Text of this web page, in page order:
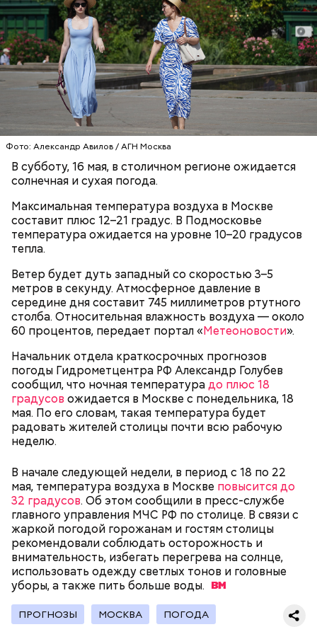
Фото: Александр Авилов / АГН Москва
В субботу, 16 мая, в столичном регионе ожидается
солнечная и сухая погода.
Максимальная температура воздуха в Москве
составит плюс 12–21 градус. В Подмосковье
температура ожидается на уровне 10–20 градусов
тепла.
Ветер будет дуть западный со скоростью 3–5
метров в секунду. Атмосферное давление в
середине дня составит 745 миллиметров ртутного
столба. Относительная влажность воздуха — около
60 процентов, передает портал «Метеоновости».
Начальник отдела краткосрочных прогнозов
погоды Гидрометцентра РФ Александр Голубев
сообщил, что ночная температурадо плюс 18
градусов ожидается в Москве с понедельника, 18
мая. По его словам, такая температура будет
радовать жителей столицы почти всю рабочую
неделю.
В начале следующей недели, в период с 18 по 22
мая, температура воздуха в Москве повысится до
32 градусов. Об этом сообщили в пресс-службе
главного управления МЧС РФ по столице. В связи с
жаркой погодой горожанам и гостям столицы
рекомендовали соблюдать осторожность и
внимательность, избегать перегрева на солнце,
использовать одежду светлых тонов и головные
уборы, а также пить больше воды.
ПРОГНОЗЫ МОСКВА ПОГОДА
Мастерские и лаборатории колледжей, которые
производственные площадки, нежели учебные
помещения.
В Московском государственном колледже
электромеханики и информационных технологий
обучают по профессии «Мастер вертикального
транспорта». Здесь есть мастерская, где учат
будущих электромехаников по лифтам.
Модернизировали также лабораторию
композитных материалов в Политехническом
колледже имени Н. Н. Годовикова. Там студенты
углеволокна, проверяют их качество на новых
дефектоскопах и работают на лазерном и
гибочном станках с ЧПУ. Здесь же появился
учебный комплекс с технологией дополненной
реальности, который помогает студентам изучать
устройство авиационных двигателей.
«Абилимпикс» помогает в
трудоустройстве москвичам с
особенностями здоровья
Лучшая техника
манекенами. В колледже также открылась
лаборатория для бариста с профессиональными
кофемашинами и инструментами, где уже
занимаются более 500 студентов.
складывается стоимость
обучения в вузах и какие
профессии будут престижными
Все участники экскурсии отметили масштабы
пространства кинопарка и возможность
перемещаться из одной эпохи в другую.
ПРЯМАЯ РЕЧЬ